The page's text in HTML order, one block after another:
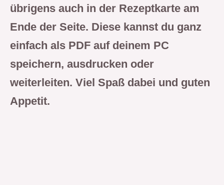
übrigens auch in der Rezeptkarte am
Ende der Seite. Diese kannst du ganz
einfach als PDF auf deinem PC
speichern, ausdrucken oder
weiterleiten. Viel Spaß dabei und guten
Appetit.